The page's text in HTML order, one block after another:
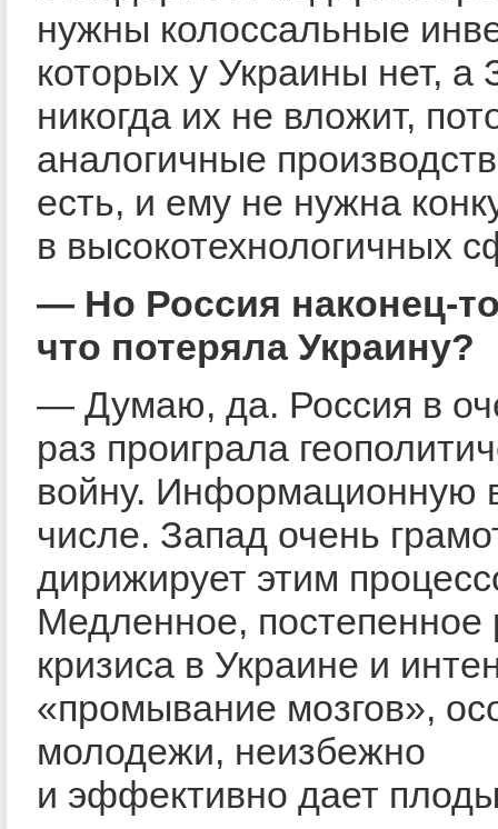
нужны колоссальные
которых у Украины нет, а
никогда их не вложит,
аналогичные
есть, и ему не нужна
в высокотехнологичных
— Но Россия наконец-
что потеряла Украину?
— Думаю, да. Россия в
раз проиграла
войну. Информационную
числе. Запад очень
дирижирует этим
Медленное, постепенное
кризиса в Украине и
«промывание мозгов»,
молодежи, неизбежно
и эффективно дает